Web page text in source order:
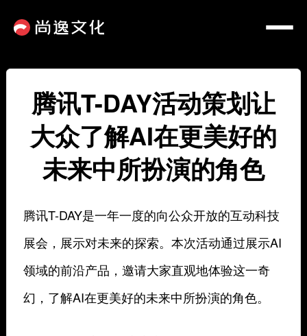
腾讯T-DAY活动策划让
大众了解AI在更美好的
未来中所扮演的角色
腾讯T-DAY是一年一度的向公众开放的互动科技
展会，展示对未来的探索。本次活动通过展示AI
领域的前沿产品，邀请大家直观地体验这一奇
幻，了解AI在更美好的未来中所扮演的角色。